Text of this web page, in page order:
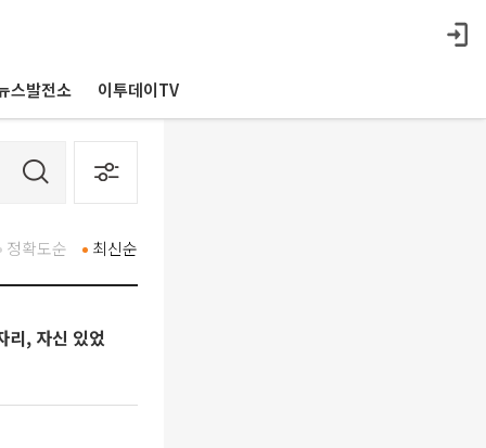
스발전소 이투데이TV
최신순
정확도순
리, 자신 있었